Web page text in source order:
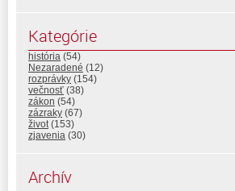
Kategórie
história (54)
Nezaradené (12)
rozprávky (154)
večnosť (38)
zákon (54)
zázraky (67)
život(153)
zjavenia (30)
Archív